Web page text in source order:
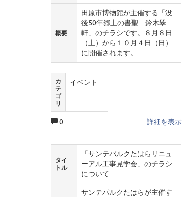
概要
田原市博物館が主催する「没
後50年郷土の書聖 鈴木翠
軒」のチラシです。８月８日
（土）から１０月４日（日）
に開催されます。
カ
テ
ゴ
リ
イベント
0 詳細を表示
タイ
トル
「サンテパルクたはらリニュ
ーアル工事見学会」のチラシ
について
サンテパルクたはらが主催す